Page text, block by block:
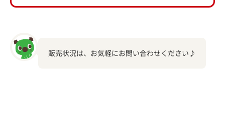
販売状況は、お気軽にお問い合わせください♪